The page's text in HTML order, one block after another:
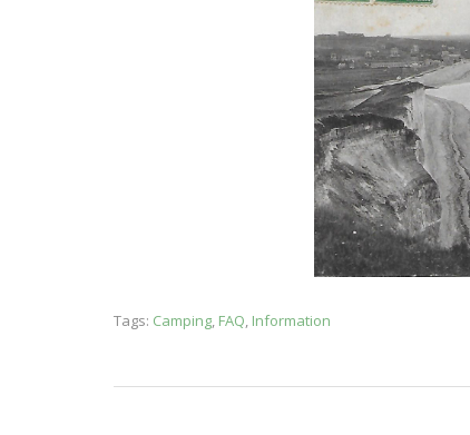
Tags: Camping, FAQ, Information
via le lien situé en